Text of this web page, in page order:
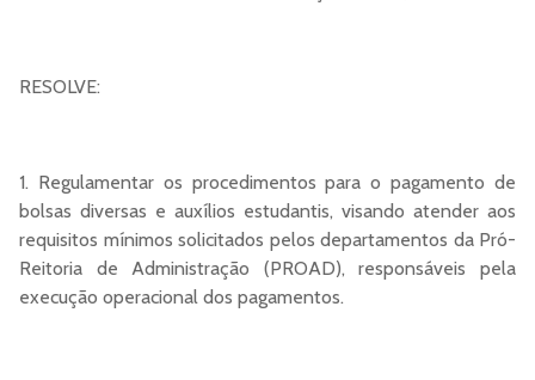
RESOLVE:
1. Regulamentar os procedimentos para o pagamento de
bolsas diversas e auxílios estudantis, visando atender aos
requisitos mínimos solicitados pelos departamentos da Pró-
Reitoria de Administração (PROAD), responsáveis pela
execução operacional dos pagamentos.